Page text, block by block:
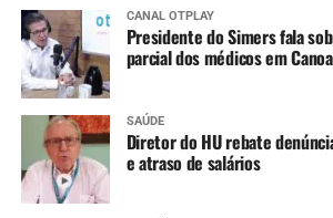
CANAL OTPLAY
Presidente do Simers fala
parcial dos médicos em
SAÚDE
Diretor do HU rebate
e atraso de salários